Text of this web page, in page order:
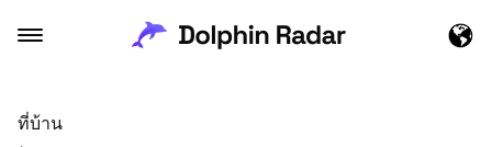
ที่บ้าน